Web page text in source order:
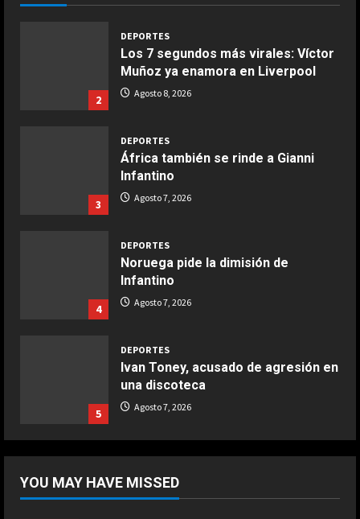
COCINA
Ensalada de espinacas deliciosa
COCINA
aire
COCINA
Buñuelos de alcachofas
5
COCINA
Ternera guisada con senderuelas
2
DEPORTES
Los 7 segundos más virales: Víctor
Muñoz ya enamora en Liverpool
Agosto 8, 2026
3
DEPORTES
África también se rinde a Gianni
Infantino
Agosto 7, 2026
4
DEPORTES
Noruega pide la dimisión de
Infantino
Agosto 7, 2026
5
DEPORTES
Ivan Toney, acusado de agresión en
una discoteca
Agosto 7, 2026
seleccionador de Bélgica, sobre
Courtois
YOU MAY HAVE MISSED